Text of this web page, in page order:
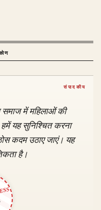
समाज में महिलाओं की
यह सुनिश्चित करना
कदम उठाए जाएं। यह
है।